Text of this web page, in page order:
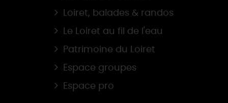
Loiret, balades & randos
Le Loiret au fil de l'eau
Patrimoine du Loiret
Espace groupes
Espace pro